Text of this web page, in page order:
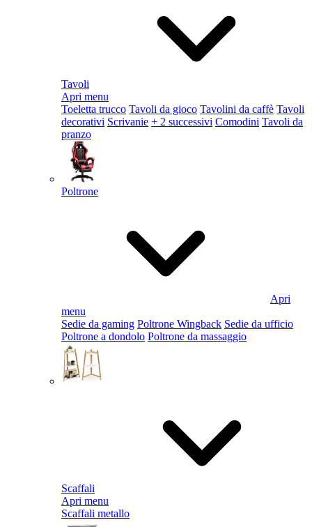
Tavoli
Apri menu
Toeletta trucco Tavoli da gioco Tavolini da caffè Tavoli
decorativi Scrivanie + 2 successivi Comodini Tavoli da
pranzo
Poltrone
Apri
menu
Sedie da gaming Poltrone Wingback Sedie da ufficio
Poltrone a dondolo Poltrone da massaggio
Scaffali
Apri menu
Scaffali metallo